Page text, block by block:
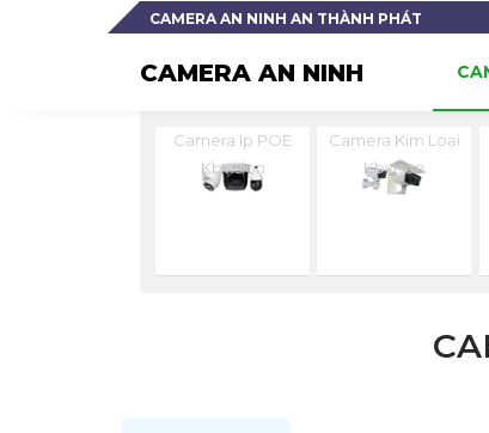
CAMERA AN NINH AN THÀNH PHÁT
CAMERA AN NINH
Camera Ip POE
Kbvision
Camera Kim Loại
Kbvison